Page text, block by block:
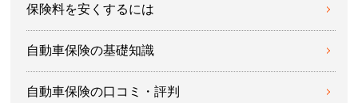
保険料を安くするには
自動車保険の基礎知識
自動車保険の口コミ・評判